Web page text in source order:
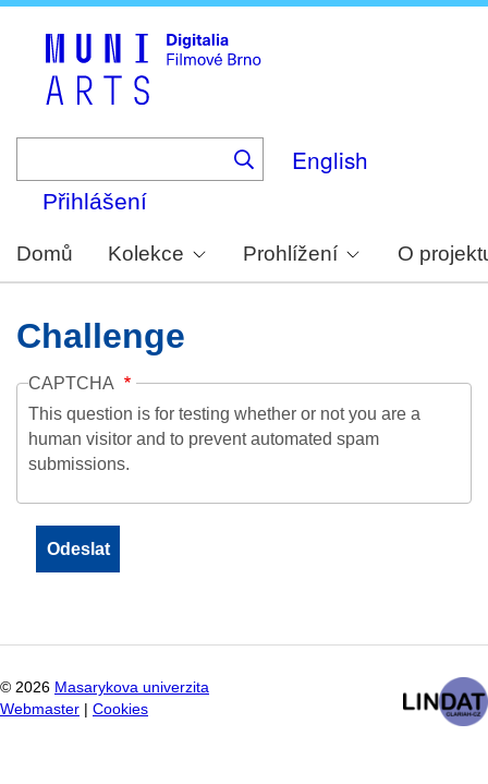
English
Přihlášení
Domů Kolekce Prohlížení O
Challenge
CAPTCHA
This question is for testing whether or not you are a
human visitor and to prevent automated spam
submissions.
© 2026 Masarykova univerzita
Webmaster
Cookies